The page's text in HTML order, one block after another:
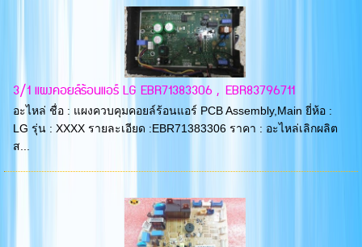
3/1 แผงคอยล์ร้อนแอร์ LG EBR71383306 , EBR83796711
อะไหล่ ชื่อ : แผงควบคุมคอยล์ร้อนแอร์ PCB Assembly,Main ยี่ห้อ :
LG รุ่น : XXXX รายละเอียด :EBR71383306 ราคา : อะไหล่เลิกผลิต
ส...